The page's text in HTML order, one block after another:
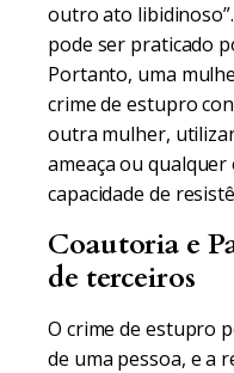
outro ato
pode ser praticado
Portanto, uma
crime de estupro
outra mulher,
ameaça ou
capacidade de
Coautoria e
de terceiros
O crime de estupro
de uma pessoa, e a